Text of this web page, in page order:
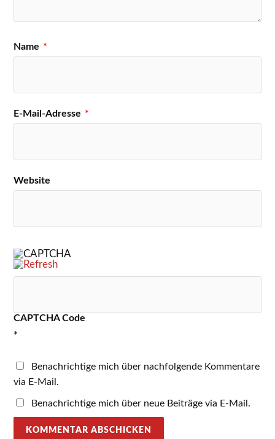
Name *
E-Mail-Adresse *
Website
CAPTCHA Code
*
Benachrichtige mich über nachfolgende Kommentare
via E-Mail.
Benachrichtige mich über neue Beiträge via E-Mail.